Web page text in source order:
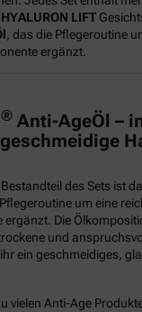
LIFT
, das die Pflegeroutine
ergänzt.
® Anti-AgeÖl –
des Sets ist
um eine
ergänzt. Die
und
ein geschmeidiges,
vielen Anti-Age